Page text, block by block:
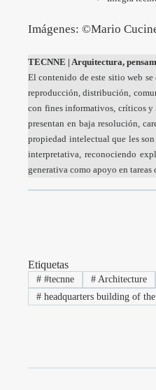
Imágenes: ©Mario
TECNNE | Arquitectura,
El contenido de este sitio web
reproducción, distribución,
con fines informativos, críticos y
presentan en baja resolución,
propiedad intelectual que les
interpretativa, reconociendo
generativa como apoyo en
Etiquetas
##tecnne #Architecture
#headquarters building of